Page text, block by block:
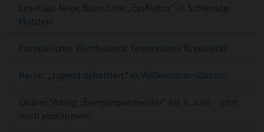
Lesetipp: Neue Broschüre „EssKultur“ in Schleswig-
Holstein
Europäischer Wettbewerb: Grenzenlose Kreativität
Berlin: „Jugend debattiert“ in Willkommensklassen
Online-Voting „Energiesparmeister“ bis 6. Juni – jetzt
noch abstimmen!